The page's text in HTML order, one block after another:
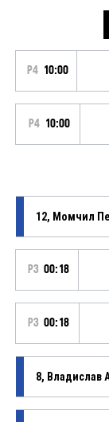
P4 10:00
P4 10:00
12, Момчил
P3 00:18
P3 00:18
8, Владислав